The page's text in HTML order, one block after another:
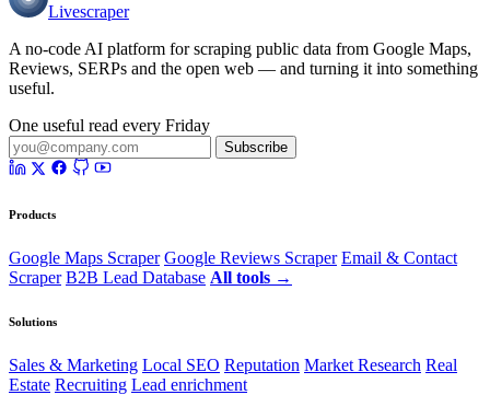
Livescraper
A no-code AI platform for scraping public data from Google Maps,
Reviews, SERPs and the open web — and turning it into something
useful.
One useful read every Friday
Subscribe
Products
Google Maps Scraper Google Reviews Scraper Email & Contact
Scraper B2B Lead Database All tools →
Solutions
Sales & Marketing Local SEO Reputation Market Research Real
Estate Recruiting Lead enrichment